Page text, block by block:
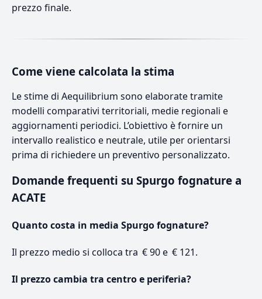
prezzo finale.
Come viene calcolata la stima
Le stime di Aequilibrium sono elaborate tramite
modelli comparativi territoriali, medie regionali e
aggiornamenti periodici. L’obiettivo è fornire un
intervallo realistico e neutrale, utile per orientarsi
prima di richiedere un preventivo personalizzato.
Domande frequenti su Spurgo fognature a
ACATE
Quanto costa in media Spurgo fognature?
Il prezzo medio si colloca tra € 90 e € 121.
Il prezzo cambia tra centro e periferia?